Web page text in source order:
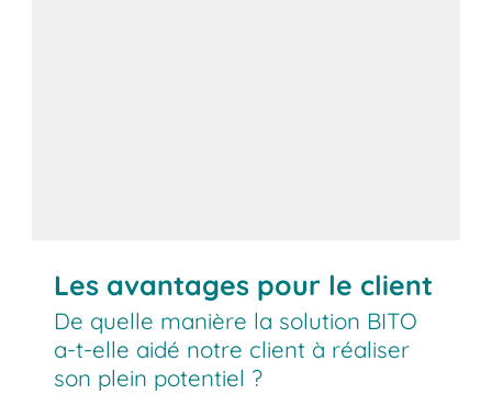
Les avantages pour le client
De quelle manière la solution BITO
a-t-elle aidé notre client à réaliser
son plein potentiel ?